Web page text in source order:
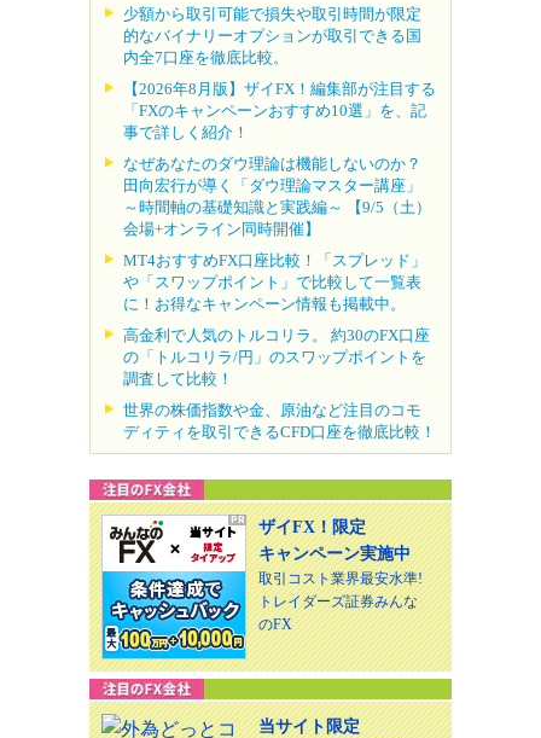
少額から取引可能で損失や取引時間が限定
的なバイナリーオプションが取引できる国
内全7口座を徹底比較。
【2026年8月版】ザイFX！編集部が注目する
「FXのキャンペーンおすすめ10選」を、記
事で詳しく紹介！
なぜあなたのダウ理論は機能しないのか？
田向宏行が導く「ダウ理論マスター講座」
～時間軸の基礎知識と実践編～ 【9/5（土）
会場+オンライン同時開催】
MT4おすすめFX口座比較！「スプレッド」
や「スワップポイント」で比較して一覧表
に！お得なキャンペーン情報も掲載中。
高金利で人気のトルコリラ。 約30のFX口座
の「トルコリラ/円」のスワップポイントを
調査して比較！
世界の株価指数や金、原油など注目のコモ
ディティを取引できるCFD口座を徹底比較！
ザイFX！限定
キャンペーン実施中
取引コスト業界最安水準!
トレイダーズ証券みんな
のFX
当サイト限定